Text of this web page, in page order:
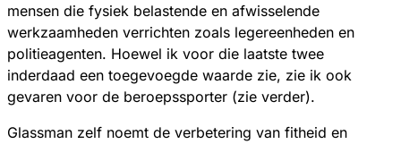
mensen die fysiek belastende en afwisselende
werkzaamheden verrichten zoals legereenheden en
politieagenten. Hoewel ik voor die laatste twee
inderdaad een toegevoegde waarde zie, zie ik ook
gevaren voor de beroepssporter (zie verder).
Glassman zelf noemt de verbetering van fitheid en